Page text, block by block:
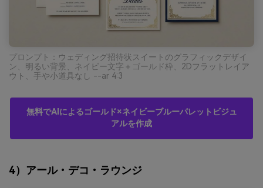
プロンプト：ウェディング招待状スイートのグラフィックデザイ
ン、明るい背景、ネイビー文字＋ゴールド枠、2Dフラットレイア
ウト、手や小道具なし --ar 4:3
無料でAIによるゴールド×ネイビーブルーパレットビジュ
アルを作成
4）アール・デコ・ラウンジ